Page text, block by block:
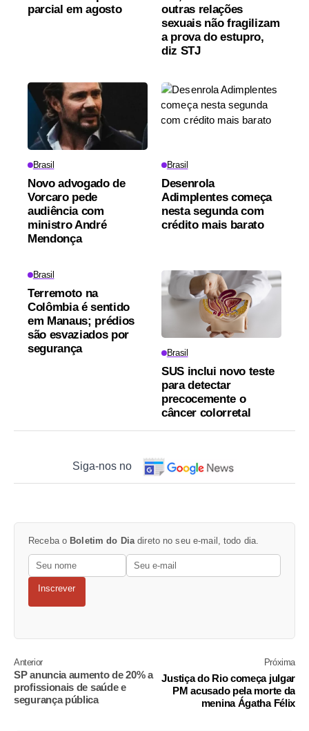
parcial em agosto
outras relações
sexuais não fragilizam
a prova do estupro,
diz STJ
Brasil
Novo advogado de
Vorcaro pede
audiência com
ministro André
Mendonça
Brasil
Desenrola
Adimplentes começa
nesta segunda com
crédito mais barato
Brasil
Terremoto na
Colômbia é sentido
em Manaus; prédios
são esvaziados por
segurança
Brasil
SUS inclui novo teste
para detectar
precocemente o
câncer colorretal
Siga-nos no
Receba o Boletim do Dia direto no seu e-mail, todo dia.
Inscrever
Anterior
SP anuncia aumento de 20% a
profissionais de saúde e
segurança pública
Próxima
Justiça do Rio começa julgar
PM acusado pela morte da
menina Ágatha Félix